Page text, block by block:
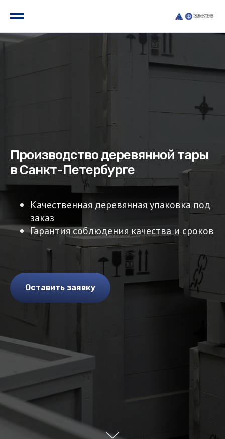
Производство деревянной тары
в Санкт-Петербурге
Качественная деревянная упаковка под
заказ
Гарантия соблюдения качества и сроков
Оставить заявку